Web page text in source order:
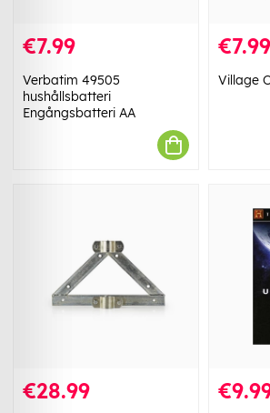
€7.99
Verbatim 49505
hushållsbatteri
Engångsbatteri AA
€7.99
Village
€28.99